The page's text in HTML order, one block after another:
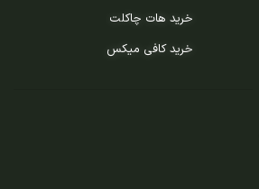
خرید هات چاکلت
خرید کافی میکس